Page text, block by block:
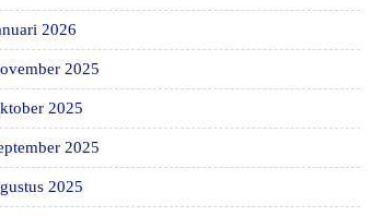
2026
2025
2025
2025
2025